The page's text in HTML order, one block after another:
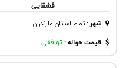
قشقایی
شهر:تمام استان مازندران
قیمت حواله : توافقی